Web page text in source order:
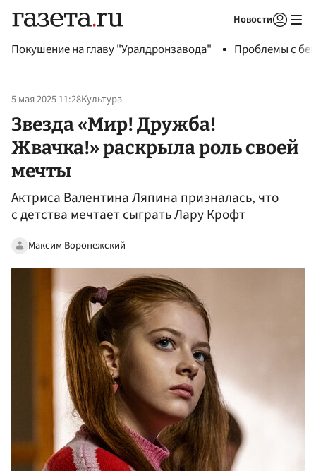
Новости
Покушение на главу "Уралдронзавода" Проблемы с
5 мая 2025 11:28Культура
Звезда «Мир! Дружба!
Жвачка!» раскрыла роль своей
мечты
Актриса Валентина Ляпина призналась, что
с детства мечтает сыграть Лару Крофт
Максим Воронежский